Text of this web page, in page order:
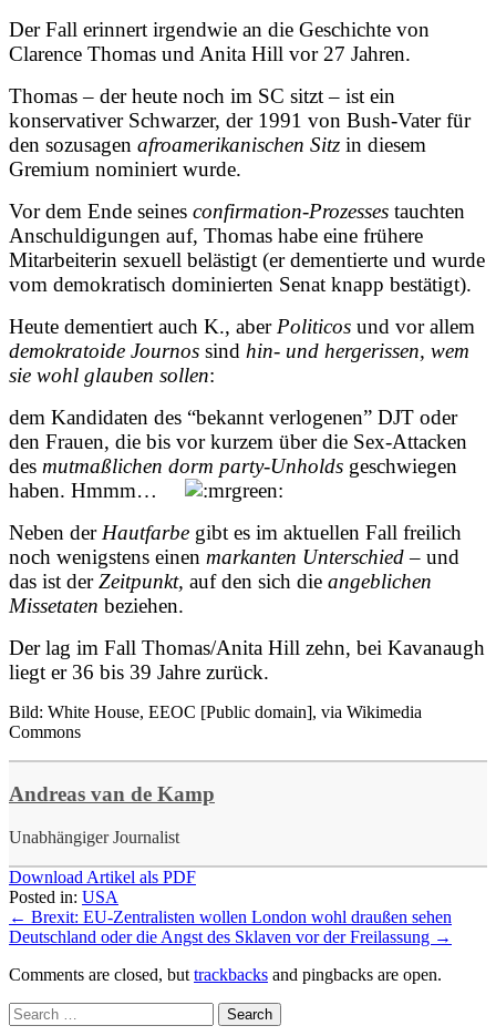
Der Fall erinnert irgendwie an die Geschichte von
Clarence Thomas und Anita Hill vor 27 Jahren.
Thomas – der heute noch im SC sitzt – ist ein
konservativer Schwarzer, der 1991 von Bush-Vater für
den sozusagen afroamerikanischen Sitz in diesem
Gremium nominiert wurde.
Vor dem Ende seines confirmation-Prozesses tauchten
Anschuldigungen auf, Thomas habe eine frühere
Mitarbeiterin sexuell belästigt (er dementierte und wurde
vom demokratisch dominierten Senat knapp bestätigt).
Heute dementiert auch K., aber Politicos und vor allem
demokratoide Journos sind hin- und hergerissen, wem
sie wohl glauben sollen:
dem Kandidaten des “bekannt verlogenen” DJT oder
den Frauen, die bis vor kurzem über die Sex-Attacken
des mutmaßlichen dorm party-Unholds geschwiegen
haben. Hmmm…
Neben der Hautfarbe gibt es im aktuellen Fall freilich
noch wenigstens einen markanten Unterschied– und
das ist derZeitpunkt, auf den sich die angeblichen
Missetaten beziehen.
Der lag im Fall Thomas/Anita Hill zehn, bei Kavanaugh
liegt er 36 bis 39 Jahre zurück.
Bild: White House, EEOC [Public domain], via Wikimedia
Commons
Andreas van de Kamp
Unabhängiger Journalist
Download Artikel als PDF
Posted in: USA
← Brexit: EU-Zentralisten wollen London wohl draußen sehen
Deutschland oder die Angst des Sklaven vor der Freilassung →
Comments are closed, but trackbacks and pingbacks are open.